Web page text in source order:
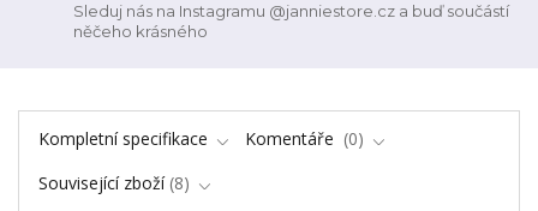
Sleduj nás na Instagramu @janniestore.cz a buď součástí
něčeho krásného
Kompletní specifikace Komentáře
0
Související zboží 8